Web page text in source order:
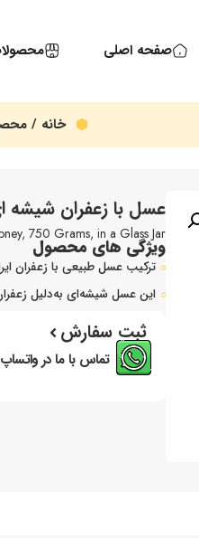
صفحه اصلی
خانه /
عسل با زعفران شیشه ای 750
750 Grams, in a Glass Jar
ویژگی های محصول
ترکیب عسل طبیعی با زعفران
این عسل شیشه‌ای به‌دلیل
ثبت سفارش
تماس با ما در واتساپ